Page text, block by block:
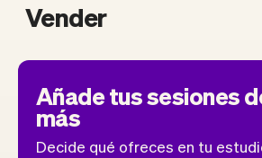
Vender
Añade tus sesiones
más
Decide qué ofreces en tu